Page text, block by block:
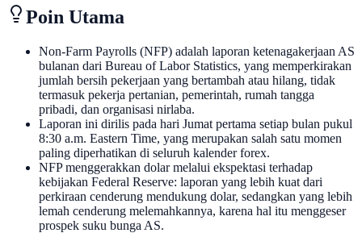
Poin Utama
Non-Farm Payrolls (NFP) adalah laporan ketenagakerjaan AS
bulanan dari Bureau of Labor Statistics, yang memperkirakan
jumlah bersih pekerjaan yang bertambah atau hilang, tidak
termasuk pekerja pertanian, pemerintah, rumah tangga
pribadi, dan organisasi nirlaba.
Laporan ini dirilis pada hari Jumat pertama setiap bulan pukul
8:30 a.m. Eastern Time, yang merupakan salah satu momen
paling diperhatikan di seluruh kalender forex.
NFP menggerakkan dolar melalui ekspektasi terhadap
kebijakan Federal Reserve: laporan yang lebih kuat dari
perkiraan cenderung mendukung dolar, sedangkan yang lebih
lemah cenderung melemahkannya, karena hal itu menggeser
prospek suku bunga AS.